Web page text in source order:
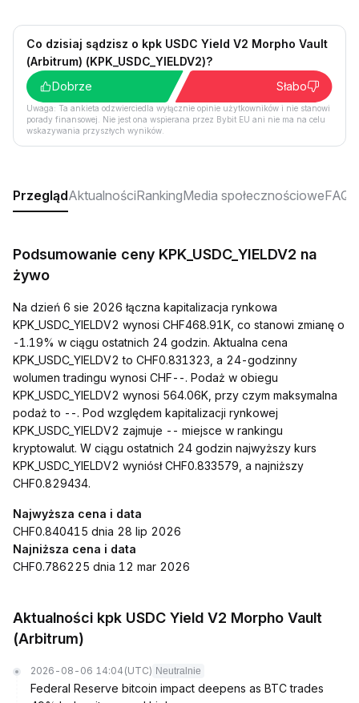
Co dzisiaj sądzisz o kpk USDC Yield V2 Morpho Vault
(Arbitrum) (KPK_USDC_YIELDV2)?
Dobrze
Słabo
Uwaga: Ta ankieta odzwierciedla wyłącznie opinie użytkowników i nie stanowi
porady finansowej. Nie jest ona wspierana przez Bybit EU ani nie ma na celu
wskazywania przyszłych wyników.
PrzeglądAktualnościRankingMedia społecznościoweFAQ
Podsumowanie ceny KPK_USDC_YIELDV2 na
żywo
Na dzień 6 sie 2026 łączna kapitalizacja rynkowa
KPK_USDC_YIELDV2 wynosi CHF468.91K, co stanowi zmianę o
-1.19% w ciągu ostatnich 24 godzin. Aktualna cena
KPK_USDC_YIELDV2 to CHF0.831323, a 24-godzinny
wolumen tradingu wynosi CHF--. Podaż w obiegu
KPK_USDC_YIELDV2 wynosi 564.06K, przy czym maksymalna
podaż to --. Pod względem kapitalizacji rynkowej
KPK_USDC_YIELDV2 zajmuje -- miejsce w rankingu
kryptowalut. W ciągu ostatnich 24 godzin najwyższy kurs
KPK_USDC_YIELDV2 wyniósł CHF0.833579, a najniższy
CHF0.829434.
Najwyższa cena i data
CHF0.840415 dnia 28 lip 2026
Najniższa cena i data
CHF0.786225 dnia 12 mar 2026
Aktualności kpk USDC Yield V2 Morpho Vault
(Arbitrum)
2026-08-06 14:04 (UTC) Neutralnie
Federal Reserve bitcoin impact deepens as BTC trades